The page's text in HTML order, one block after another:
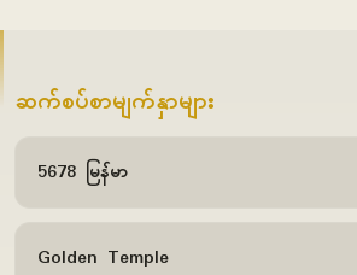
ဆက်စပ်စာမျက်နှာများ
5678 မြန်မာ
Golden Temple